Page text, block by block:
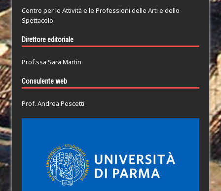
Centro per le Attività e le Professioni delle Arti e dello
Spettacolo
Direttore editoriale
Prof.ssa Sara Martin
Consulente web
Prof. Andrea Pescetti